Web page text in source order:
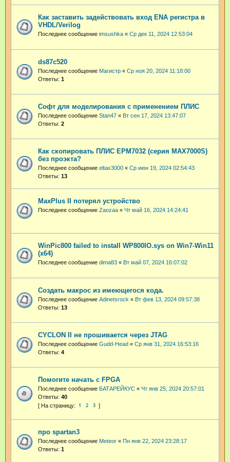
Как заставить задействовать вход ENA регистра в
VHDL/Verilog
Последнее сообщение imsushka « Ср дек 11, 2024 12:53:04
ds87c520
Последнее сообщение Магистр « Ср ноя 20, 2024 11:18:00
Ответы: 1
Софт для моделирования с применением ПЛИС
Последнее сообщение Stan47 « Вт сен 17, 2024 13:47:07
Ответы: 2
Как скопировать ПЛИС EPM7032 (серия MAX7000S)
без проэкта?
Последнее сообщение eltax3000 « Ср июн 19, 2024 02:54:43
Ответы: 13
MaxPlus II потерял устройство
Последнее сообщение Zaozaa « Чт май 16, 2024 14:24:41
WinPic800 failed to install WP800IO.sys on Win7-Win11
(x64)
Последнее сообщение dima83 « Вт май 07, 2024 16:07:02
Создать макрос из имеющегося кода.
Последнее сообщение Adinetsrock « Вт фев 13, 2024 09:57:38
Ответы: 13
CYCLON II не прошивается через JTAG
Последнее сообщение Gudd-Head « Ср янв 31, 2024 16:53:16
Ответы: 4
Помогите начать с FPGA
Последнее сообщение БАТАРЕЙКУС « Чт янв 25, 2024 20:57:01
Ответы: 40
1 2 3
про spartan3
Последнее сообщение Meteor « Пн янв 22, 2024 23:28:17
Ответы: 1